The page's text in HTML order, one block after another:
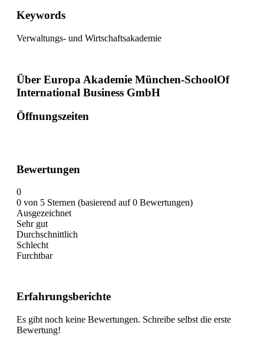
Keywords
Verwaltungs- und Wirtschaftsakademie
Über Europa Akademie München-SchoolOf
International Business GmbH
Öffnungszeiten
Bewertungen
0
0 von 5 Sternen (basierend auf 0 Bewertungen)
Ausgezeichnet
Sehr gut
Durchschnittlich
Schlecht
Furchtbar
Erfahrungsberichte
Es gibt noch keine Bewertungen. Schreibe selbst die erste
Bewertung!